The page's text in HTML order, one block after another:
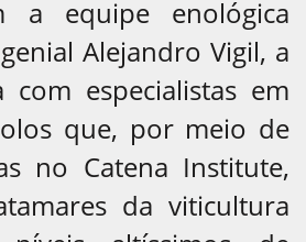
a equipe enológica
Alejandro Vigil, a
com especialistas em
que, por meio de
no Catena Institute,
da viticultura